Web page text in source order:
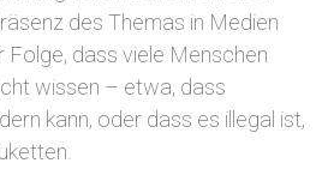
des Themas in Medien
Folge, dass viele Menschen
wissen – etwa, dass
kann, oder dass es illegal ist,